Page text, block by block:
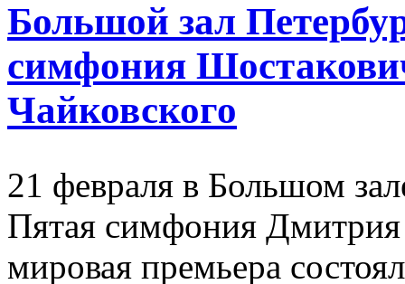
Большой зал
симфония
Чайковского
21 февраля в Большом
Пятая симфония Дмитрия
мировая премьера